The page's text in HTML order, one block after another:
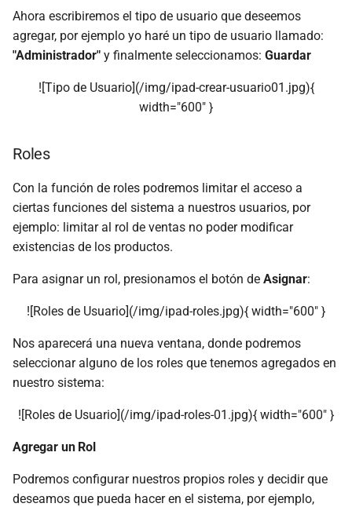
Ahora escribiremos el tipo de usuario que deseemos
agregar, por ejemplo yo haré un tipo de usuario llamado:
"Administrador" y finalmente seleccionamos: Guardar
![Tipo de Usuario](/img/ipad-crear-usuario01.jpg){
width="600" }
Roles
Con la función de roles podremos limitar el acceso a
ciertas funciones del sistema a nuestros usuarios, por
ejemplo: limitar al rol de ventas no poder modificar
existencias de los productos.
Para asignar un rol, presionamos el botón de Asignar:
![Roles de Usuario](/img/ipad-roles.jpg){ width="600" }
Nos aparecerá una nueva ventana, donde podremos
seleccionar alguno de los roles que tenemos agregados en
nuestro sistema:
![Roles de Usuario](/img/ipad-roles-01.jpg){ width="600" }
Agregar un Rol
Podremos configurar nuestros propios roles y decidir que
deseamos que pueda hacer en el sistema, por ejemplo,